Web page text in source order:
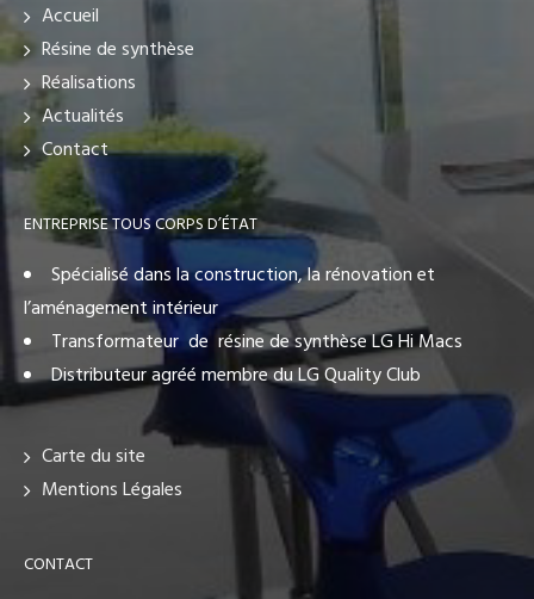
Accueil
Résine de synthèse
Réalisations
Actualités
Contact
ENTREPRISE TOUS CORPS D’ÉTAT
Spécialisé dans la construction, la rénovation et
l’aménagement intérieur
Transformateur de résine de synthèse LG Hi Macs
Distributeur agréé membre du LG Quality Club
Carte du site
Mentions Légales
CONTACT